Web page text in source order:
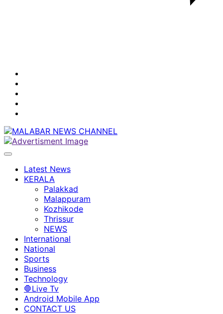
Latest News
KERALA
Palakkad
Malappuram
Kozhikode
Thrissur
NEWS
International
National
Sports
Business
Technology
🛑Live Tv
Android Mobile App
CONTACT US